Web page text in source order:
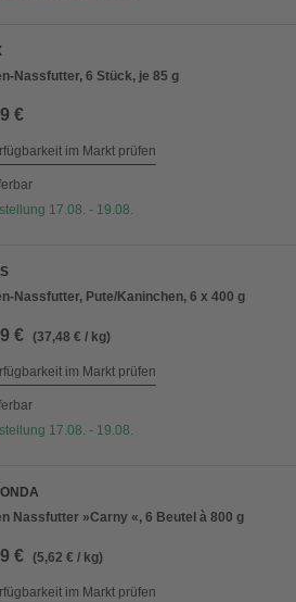
Nassfutter, 6 Stück, je 85 g
€
im Markt prüfen
17.08. - 19.08.
Nassfutter, Pute/Kaninchen, 6 x 400 g
€ (37,48 € / kg)
im Markt prüfen
17.08. - 19.08.
Nassfutter »Carny «, 6 Beutel à 800 g
€ (5,62 € / kg)
im Markt prüfen